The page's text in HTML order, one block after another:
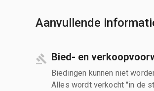
Aanvullende
Bied- en
Biedingen kunnen niet
Alles wordt verkocht "in de